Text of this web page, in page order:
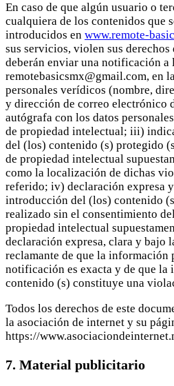
En caso de que algún usuario o
cualquiera de los contenidos que
introducidos en www.remote-
sus servicios, violen sus
deberán enviar una notificación
remotebasicsmx@gmail.com, en
personales verídicos (nombre,
y dirección de correo electrónico
autógrafa con los datos
de propiedad intelectual; iii)
del (los) contenido (s) protegido
de propiedad intelectual
como la localización de dichas
referido; iv) declaración expresa
introducción del (los) contenido
realizado sin el consentimiento
propiedad intelectual
declaración expresa, clara y bajo
reclamante de que la información
notificación es exacta y de que
contenido (s) constituye una
Todos los derechos de este
la asociación de internet y su
https://
7. Material publicitario